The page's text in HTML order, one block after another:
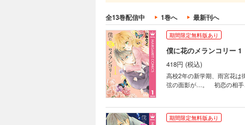
全13巻配信中 1巻へ 最新刊へ
期間限定無料版あり
僕に花のメランコリー 1
418円 (税込)
高校2年の新学期、雨宮花は
弦の面影が…。 初恋の相手
期間限定無料版あり